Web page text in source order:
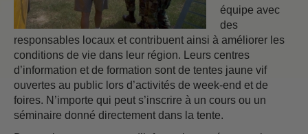
équipe avec
des
responsables locaux et contribuent ainsi à améliorer les
conditions de vie dans leur région. Leurs centres
d’information et de formation sont de tentes jaune vif
ouvertes au public lors d’activités de week-end et de
foires. N’importe qui peut s’inscrire à un cours ou un
séminaire donné directement dans la tente.